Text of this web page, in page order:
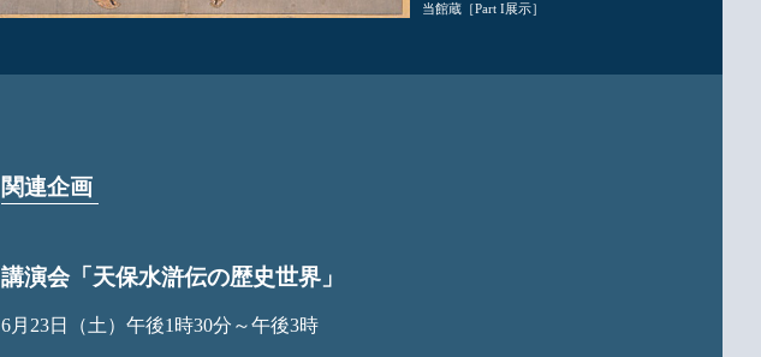
当館蔵［Part I展示］
関連企画
講演会「天保水滸伝の歴史世界」
6月23日（土）午後1時30分～午後3時